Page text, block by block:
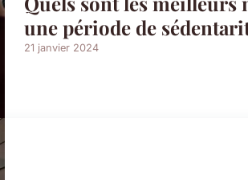
une période de
21 janvier 2024